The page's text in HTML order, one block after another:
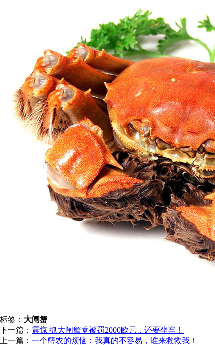
标签： 大闸蟹
下一篇： 震惊 抓大闸蟹竟被罚2000欧元，还要坐牢！
上一篇： 一个蟹农的烦恼：我真的不容易，谁来救救我！